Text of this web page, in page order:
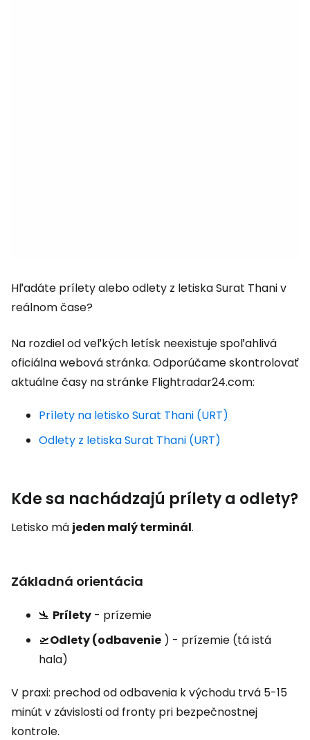
Hľadáte prílety alebo odlety z letiska Surat Thani v
reálnom čase?
Na rozdiel od veľkých letísk neexistuje spoľahlivá
oficiálna webová stránka. Odporúčame skontrolovať
aktuálne časy na stránke Flightradar24.com:
Prílety na letisko Surat Thani (URT)
Odlety z letiska Surat Thani (URT)
Kde sa nachádzajú prílety a odlety?
Letisko má jeden malý terminál.
Základná orientácia
🛬 Prílety - prízemie
🛫Odlety (odbavenie ) - prízemie (tá istá
hala)
V praxi: prechod od odbavenia k východu trvá 5-15
minút v závislosti od fronty pri bezpečnostnej
kontrole.